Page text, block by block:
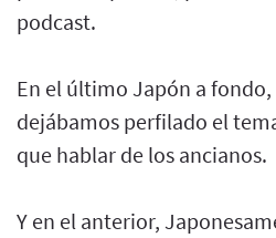
podcast.
En el último Japón a fondo,
dejábamos perfilado el
que hablar de los ancianos.
Y en el anterior,